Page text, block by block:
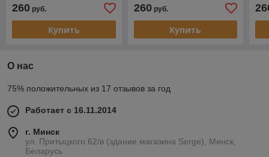
260 руб.
Купить
260руб.
Купить
О нас
75% положительных из 17 отзывов за год
Работает с 16.11.2014
г. Минск
ул. Притыцкого 62/в (здание магазина Serge), Минск,
Беларусь